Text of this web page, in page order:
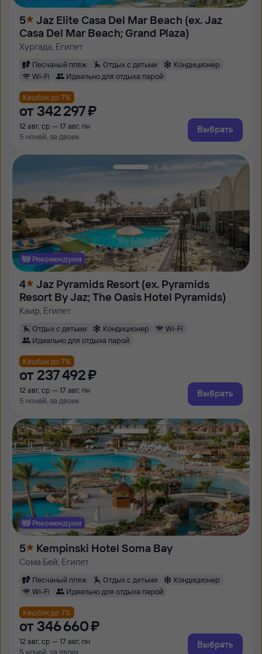
5
Jaz Elite Casa Del Mar Beach (ex. Jaz
Casa Del Mar Beach; Grand Plaza)
Хургада, Египет
Песчаный пляж Отдых с детьми
Кондиционер
Wi-Fi
Идеально для отдыха парой
Кешбэк до 7%
от 342 ⁠297 ⁠₽
12 авг, ср — 17 авг, пн
5 ночей, за двоих
Выбрать
Рекомендуем
4
Jaz Pyramids Resort (ex. Pyramids
Resort By Jaz; The Oasis Hotel Pyramids)
Каир, Египет
Отдых с детьми Кондиционер
Wi-Fi
Идеально для отдыха парой
Кешбэк до 7%
от 237 ⁠492 ⁠₽
12 авг, ср — 17 авг, пн
5 ночей, за двоих
Выбрать
Рекомендуем
5 Kempinski Hotel Soma Bay
Сома Бей, Египет
Песчаный пляж Отдых с детьми
Кондиционер
Wi-Fi
Идеально для отдыха парой
Кешбэк до 7%
от 346 ⁠660 ⁠₽
12 авг, ср — 17 авг, пн
5 ночей, за двоих
Выбрать